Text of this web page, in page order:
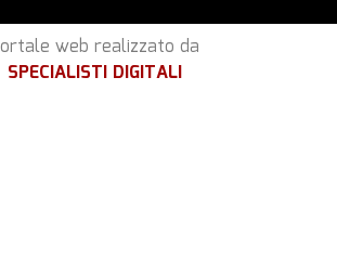
web realizzato da
SPECIALISTI DIGITALI